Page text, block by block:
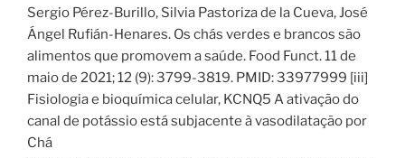
Sergio Pérez-Burillo, Silvia Pastoriza de la Cueva, José
Ángel Rufián-Henares. Os chás verdes e brancos são
alimentos que promovem a saúde. Food Funct. 11 de
maio de 2021; 12 (9): 3799-3819. PMID: 33977999 [iii]
Fisiologia e bioquímica celular, KCNQ5 A ativação do
canal de potássio está subjacente à vasodilatação por
Chá